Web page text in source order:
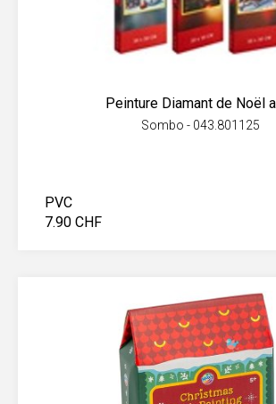
Peinture Diamant de Noël
Sombo - 043.801125
PVC
7.90 CHF